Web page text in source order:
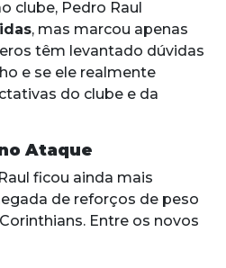
clube, Pedro Raul
, mas marcou apenas
têm levantado dúvidas
e se ele realmente
do clube e da
Ataque
ficou ainda mais
de reforços de peso
Entre os novos